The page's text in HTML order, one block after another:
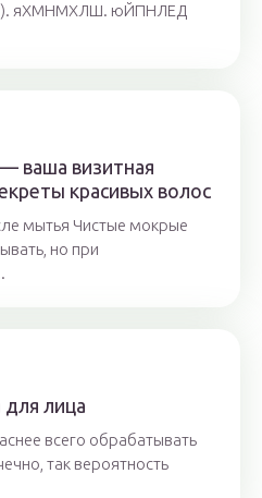
яХМНМХЛШ. юЙПНЛЕД
ваша визитная
красивых волос
мытья Чистые мокрые
но при
лица
всего обрабатывать
так вероятность